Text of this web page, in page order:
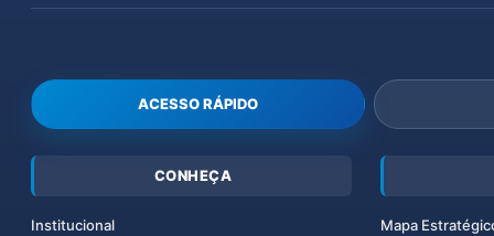
ACESSO RÁPIDO
CONHEÇA
Institucional Mapa